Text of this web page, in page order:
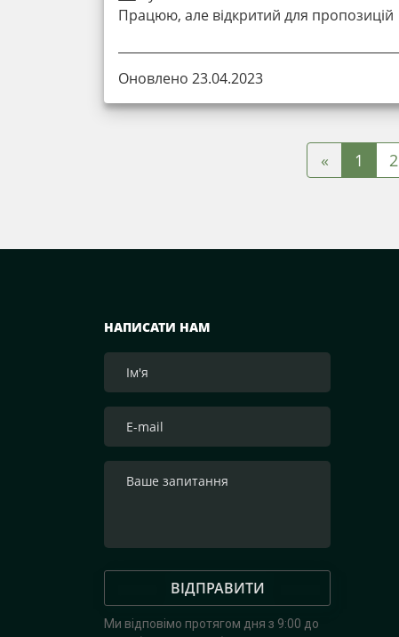
Працюю, але відкритий для пропозицій
Оновлено 23.04.2023
« 1 2
НАПИСАТИ НАМ
ВІДПРАВИТИ
Ми відповімо протягом дня з 9:00 до